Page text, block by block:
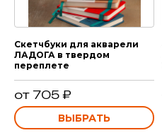
Скетчбуки для акварели
ЛАДОГА в твердом
переплете
от 705 ₽
ВЫБРАТЬ